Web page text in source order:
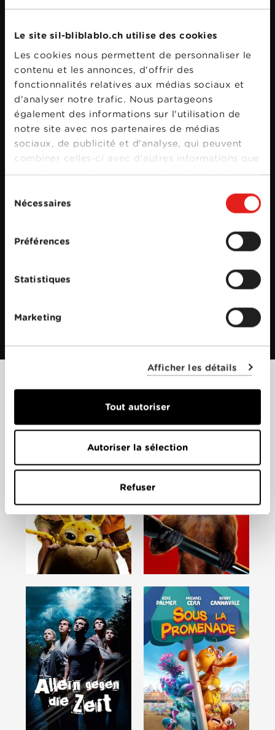
Le site sil-bliblablo.ch utilise des cookies
Les cookies nous permettent de personnaliser le
contenu et les annonces, d'offrir des
fonctionnalités relatives aux médias sociaux et
d'analyser notre trafic. Nous partageons
également des informations sur l'utilisation de
notre site avec nos partenaires de médias
sociaux, de publicité et d'analyse, qui peuvent
combiner celles-ci avec d'autres informations que
vous leur avez fournies ou qu'ils ont collectées
duNécessaires
Préférences
Statistiques
Marketing
Afficher les détails
Tout autoriser
Autoriser la sélection
Refuser